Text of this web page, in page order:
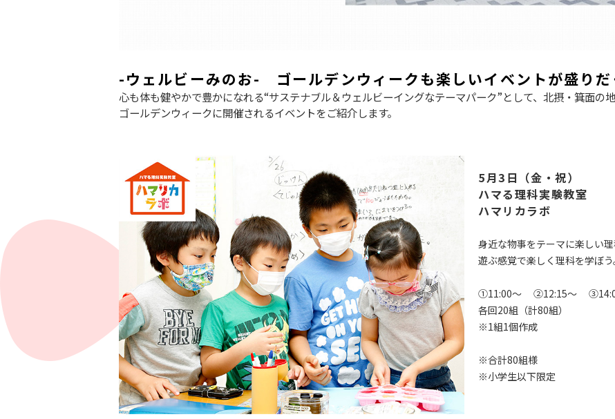
-ウェルビーみのお- ゴールデンウィークも楽しいイベントが盛りだ
心も体も健やかで豊かになれる“サステナブル＆ウェルビーイングなテーマパーク”として、北摂・箕面の
ゴールデンウィークに開催されるイベントをご紹介します。
5月3日（金・祝）
ハマる理科実験教室
ハマリカラボ
身近な物事をテーマに楽しい
遊ぶ感覚で楽しく理科を学ぼう
①11:00〜 ②12:15〜
各回20組（計80組）
※1組1個作成
※合計80組様
※小学生以下限定